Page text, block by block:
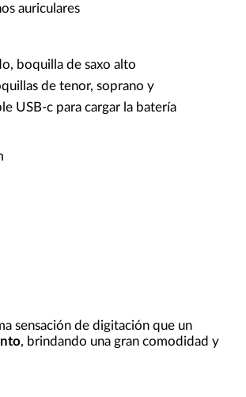
auriculares
boquilla de saxo alto
de tenor, soprano y
USB-c para cargar la batería
sensación de digitación que un
, brindando una gran comodidad y